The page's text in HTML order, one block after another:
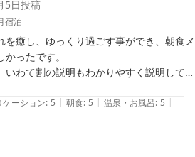
5日投稿
宿泊
癒し、ゆっくり過ごす事ができ、朝食メ
ったです。
わて割の説明もわかりやすく説明して頂
ケーション: 5 | 朝食: 5 | 温泉・お風呂: 5 |